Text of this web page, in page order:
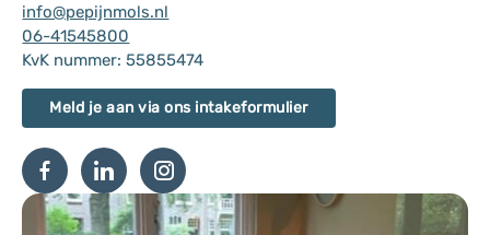
info@pepijnmols.nl
06-41545800
KvK nummer: 55855474
Meld je aan via ons intakeformulier